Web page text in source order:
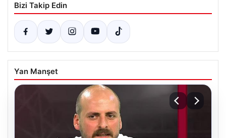
Bizi Takip Edin
Yan Manşet